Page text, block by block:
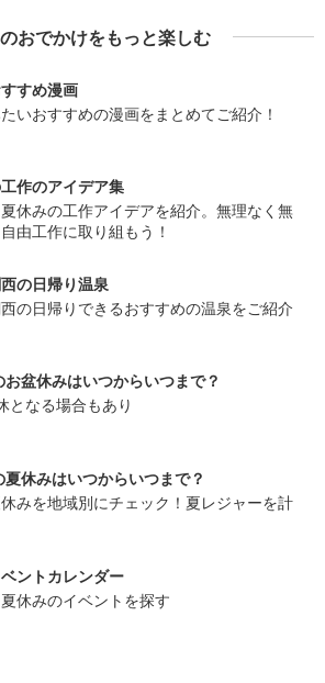
おでかけをもっと楽しむ
すめ漫画
いおすすめの漫画をまとめてご紹介！
作のアイデア集
休みの工作アイデアを紹介。無理なく無
由工作に取り組もう！
の日帰り温泉
の日帰りできるおすすめの温泉をご紹介
お盆休みはいつからいつまで？
となる場合もあり
夏休みはいつからいつまで？
みを地域別にチェック！夏レジャーを計
ントカレンダー
休みのイベントを探す